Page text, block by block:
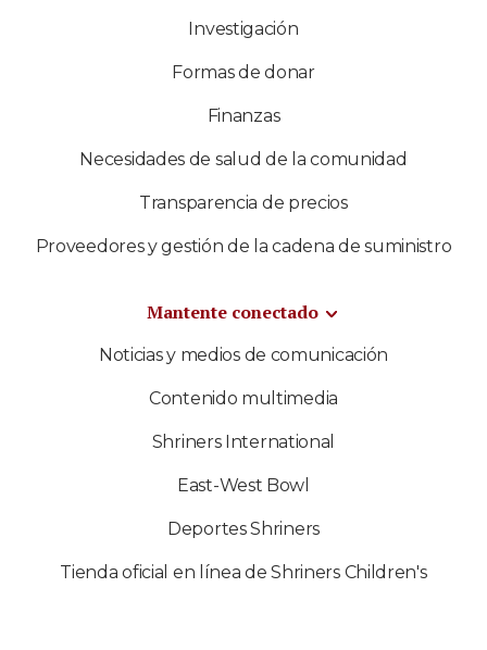
Investigación
Formas de donar
Finanzas
Necesidades de salud de la comunidad
Transparencia de precios
Proveedores y gestión de la cadena de suministro
Mantente conectado
Noticias y medios de comunicación
Contenido multimedia
Shriners International
East-West Bowl
Deportes Shriners
Tienda oficial en línea de Shriners Children's